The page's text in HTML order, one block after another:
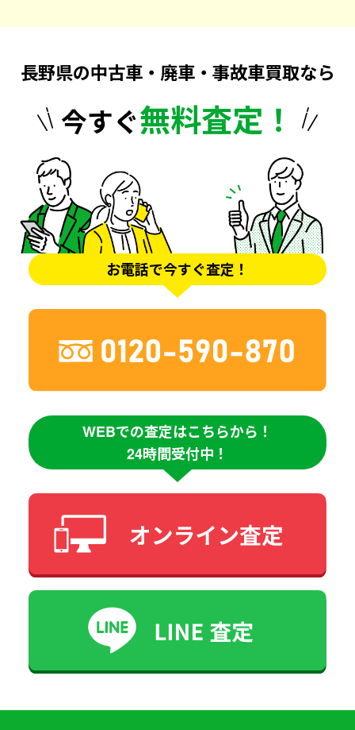
長野県の中古車・廃車・事故車買取なら
今すぐ無料査定！
お電話で今すぐ査定！
WEBでの査定はこちらから！
24時間受付中！